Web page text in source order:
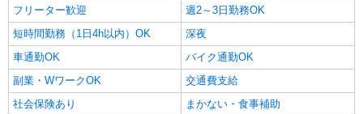
フリーター歓迎
週2～3日勤務OK
短時間勤務（1日4h以内）OK
深夜
車通勤OK
バイク通勤OK
副業・WワークOK
交通費支給
社会保険あり
まかない・食事補助